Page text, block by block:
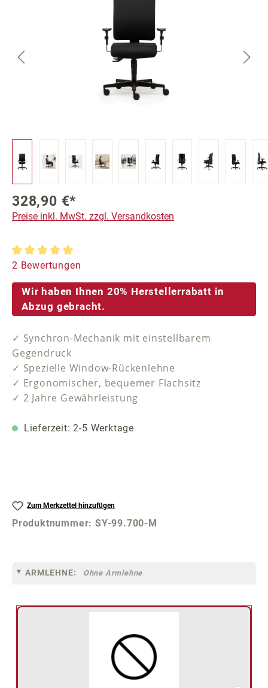
328,90 €*
Preise inkl. MwSt. zzgl. Versandkosten
Durchschnittliche Bewertung von 5 von 5 Sternen
2 Bewertungen
Wir haben Ihnen 20% Herstellerrabatt in
Abzug gebracht.
✓ Synchron-Mechanik mit einstellbarem
Gegendruck
✓ Spezielle Window-Rückenlehne
✓ Ergonomischer, bequemer Flachsitz
✓ 2 Jahre Gewährleistung
Lieferzeit: 2-5 Werktage
Zum Merkzettel hinzufügen
Produktnummer:SY-99.700-M
ARMLEHNE: Ohne Armlehne